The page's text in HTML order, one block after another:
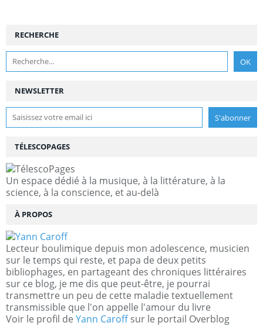
NEWSLETTER
RECHERCHE
TÉLESCOPAGES
Un espace dédié à la musique, à la littérature, à la
science, à la conscience, et au-delà
À PROPOS
Lecteur boulimique depuis mon adolescence, musicien
sur le temps qui reste, et papa de deux petits
bibliophages, en partageant des chroniques littéraires
sur ce blog, je me dis que peut-être, je pourrai
transmettre un peu de cette maladie textuellement
transmissible que l'on appelle l'amour du livre
Voir le profil de Yann Caroffsur le portail Overblog